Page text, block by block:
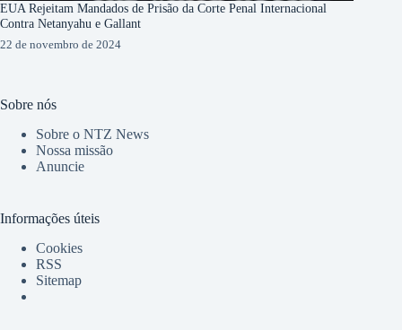
EUA Rejeitam Mandados de Prisão da Corte Penal Internacional
Contra Netanyahu e Gallant
22 de novembro de 2024
Sobre nós
Sobre o NTZ News
Nossa missão
Anuncie
Informações úteis
Cookies
RSS
Sitemap